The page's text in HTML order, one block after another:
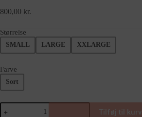
800,00 kr.
Størrelse
SMALL LARGE XXLARGE
Farve
Sort
Tilføj til kurv